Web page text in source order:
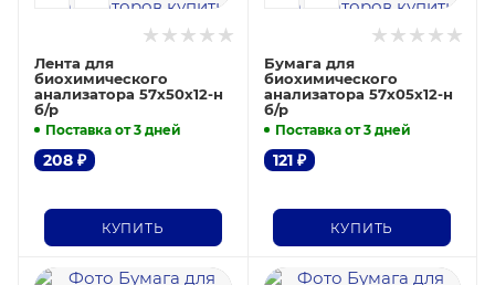
Лента для
биохимического
анализатора 57х50х12-н
б/р
Поставка от 3 дней
208 ₽
КУПИТЬ
Бумага для
биохимического
анализатора 57х05х12-н
б/р
Поставка от 3 дней
121₽
КУПИТЬ